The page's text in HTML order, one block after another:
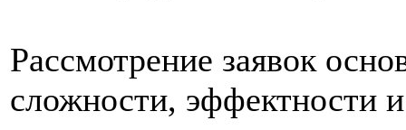
Рассмотрение заявок
сложности, эффектности